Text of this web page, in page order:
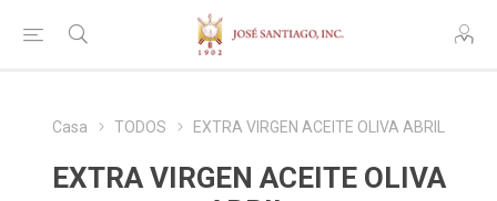
Casa TODOS EXTRA VIRGEN ACEITE OLIVA ABRIL
EXTRA VIRGEN ACEITE OLIVA